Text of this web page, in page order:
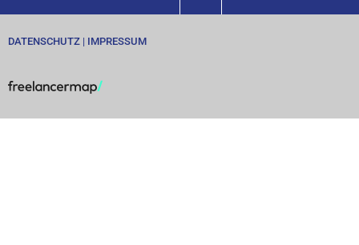
DATENSCHUTZ | IMPRESSUM